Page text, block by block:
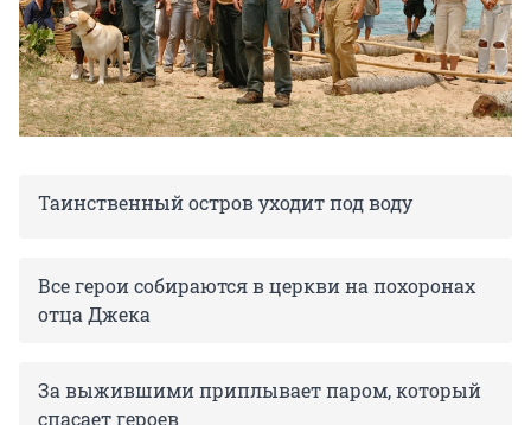
Таинственный остров уходит под воду
Все герои собираются в церкви на похоронах
отца Джека
За выжившими приплывает паром, который
спасает героев